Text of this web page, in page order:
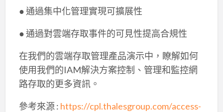
● 通過集中化管理實現可擴展性
● 通過對雲端存取事件的可見性提高合規性
在我們的雲端存取管理產品演示中，瞭解如何
使用我們的IAM解決方案控制、管理和監控網
路存取的更多資訊。
參考來源 : https://cpl.thalesgroup.com/access-